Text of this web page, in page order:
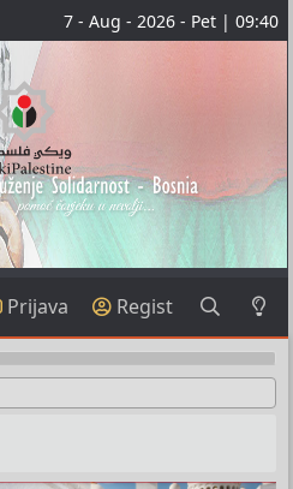
7 - Aug - 2026 - Pet | 09:40
Prijava Regist